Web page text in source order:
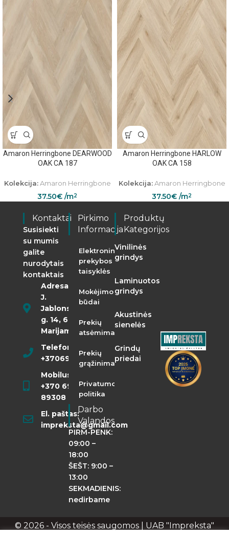
Amaron Herringbone DEARWOOD
OAK CA 187
Kolekcija:Amaron Herringbone
37.50€ /m2
Amaron Herringbone HARLOW
OAK CA 158
Kolekcija:Amaron Herringbone
37.50€ /m2
Kontaktai
Susisiekti
su mumis
galite
nurodytais
kontaktais
Adresas:
J.
Jablonskio
g. 14, 68290
Marijampolė
Telefonas:
+37069855400
Mobilusis:
+370 698
89308
El. paštas:
impreksta@gmail.com
Pirkimo
Informacija
Elektroninės
prekybos
taisyklės
Mokėjimo
būdai
Prekių
atsėmimas
Prekių
grąžinimas
Privatumo
politika
Darbo
Valandos
PIRM-PENK:
09:00 –
18:00
ŠEŠT: 9:00 –
13:00
SEKMADIENIS:
nedirbame
Produktų
Kategorijos
Vinilinės
grindys
Laminuotos
grindys
Akustinės
sienelės
Grindų
priedai
© 2026 - Visos teisės saugomos | UAB "Impreksta"